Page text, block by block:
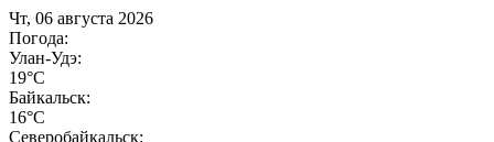
Чт, 06 августа 2026
Погода:
Улан-Удэ:
19°C
Байкальск:
16°C
Северобайкальск: